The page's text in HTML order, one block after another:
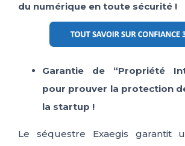
du numérique en toute sécurité !
Garantie de “Propriété
pour prouver la protection
la startup !
Le séquestre Exaegis garantit